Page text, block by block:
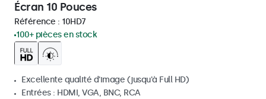
Écran 10 Pouces
Référence : 10HD7
100+ pièces en stock
Excellente qualité d'image (jusqu'à Full HD)
Entrées : HDMI, VGA, BNC, RCA